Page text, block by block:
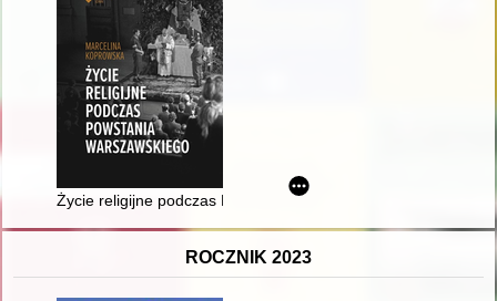
Życie religijne podczas Powstania Warszawskiego
ROCZNIK 2023